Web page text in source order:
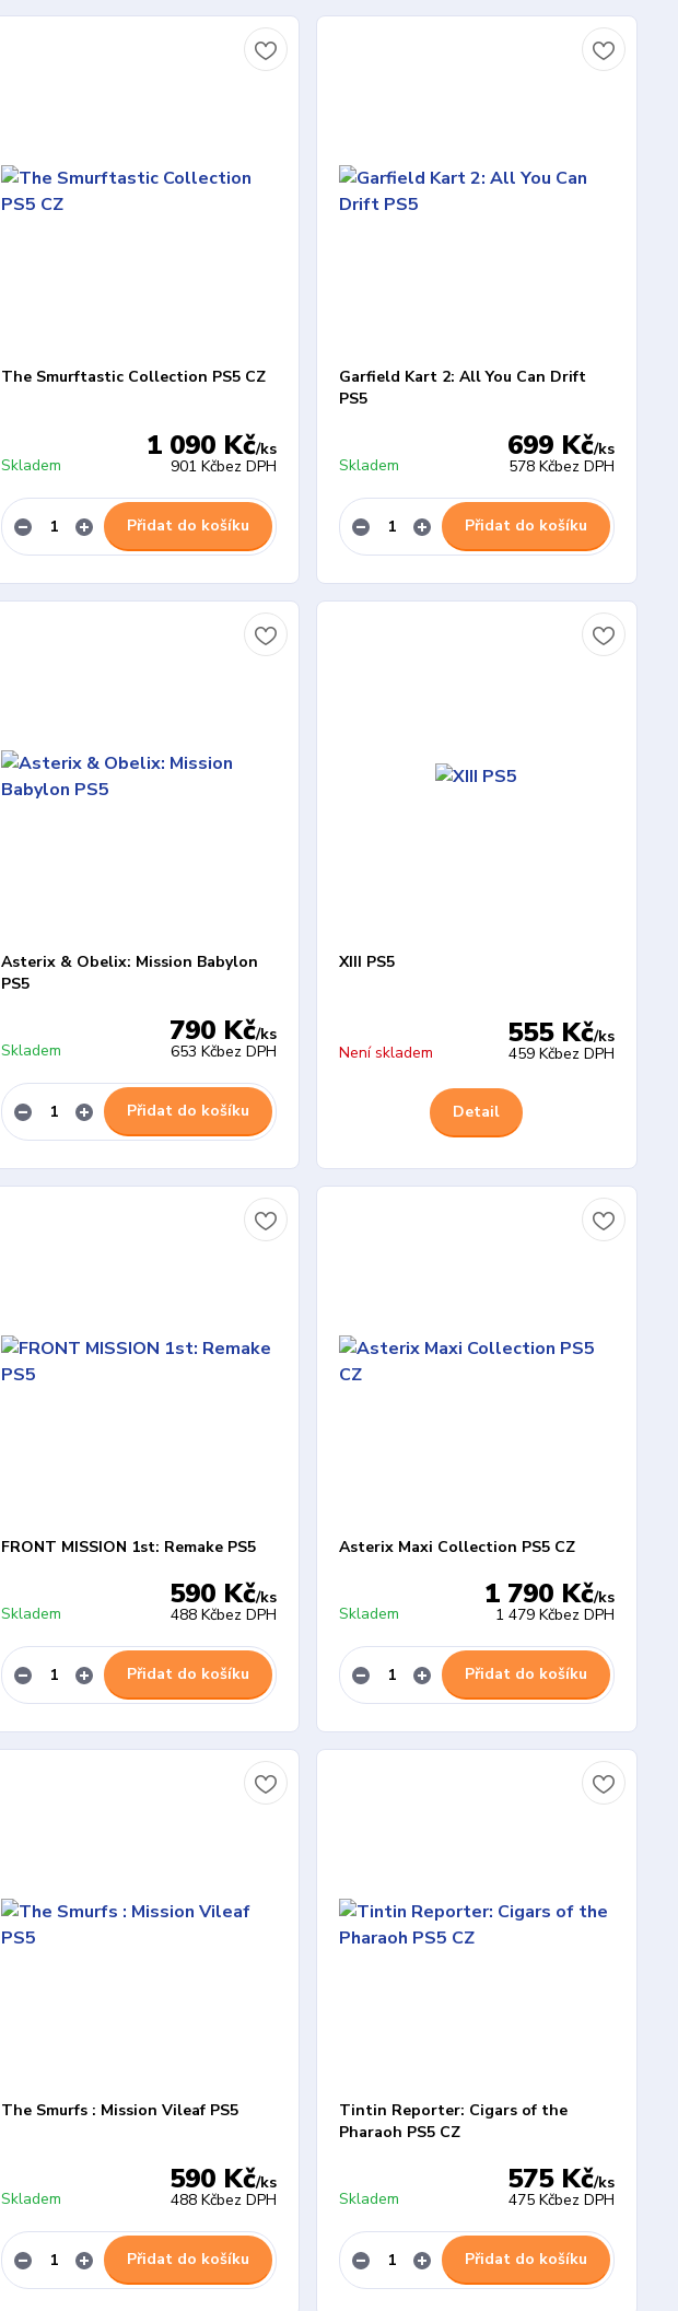
The Smurftastic Collection PS5 CZ
1 090 Kč/ks
901 Kčbez DPH
Skladem
Přidat do košíku
Garfield Kart 2: All You Can Drift
PS5
699 Kč/ks
578 Kčbez DPH
Skladem
Přidat do košíku
Asterix & Obelix: Mission Babylon
PS5
790 Kč/ks
653 Kčbez DPH
Skladem
Přidat do košíku
XIII PS5
555 Kč/ks
459 Kčbez DPH
Není skladem
Detail
FRONT MISSION 1st: Remake PS5
590 Kč/ks
488 Kčbez DPH
Skladem
Přidat do košíku
Asterix Maxi Collection PS5 CZ
1 790 Kč/ks
1 479 Kčbez DPH
Skladem
Přidat do košíku
The Smurfs : Mission Vileaf PS5
590 Kč/ks
488 Kčbez DPH
Skladem
Přidat do košíku
Tintin Reporter: Cigars of the
Pharaoh PS5 CZ
575 Kč/ks
475 Kčbez DPH
Skladem
Přidat do košíku